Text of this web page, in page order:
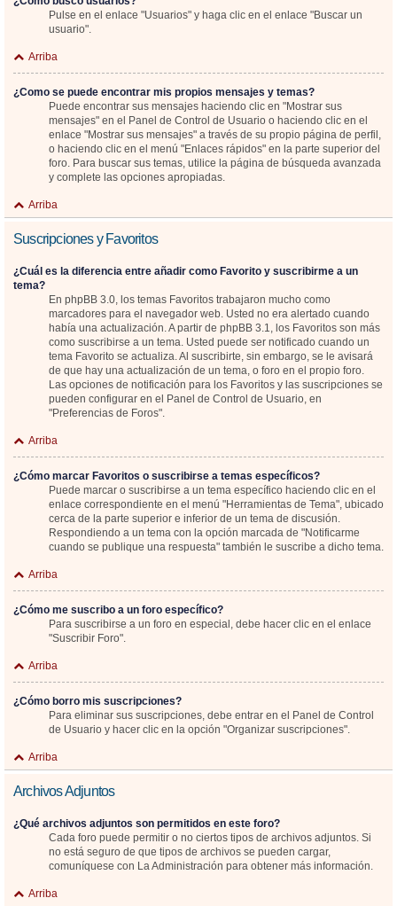
Pulse en el enlace "Usuarios" y haga clic en el enlace "Buscar un
usuario".
Arriba
¿Como se puede encontrar mis propios mensajes y temas?
Puede encontrar sus mensajes haciendo clic en "Mostrar sus
mensajes" en el Panel de Control de Usuario o haciendo clic en el
enlace "Mostrar sus mensajes" a través de su propio página de perfil,
o haciendo clic en el menú "Enlaces rápidos" en la parte superior del
foro. Para buscar sus temas, utilice la página de búsqueda avanzada
y complete las opciones apropiadas.
Arriba
Suscripciones y Favoritos
¿Cuál es la diferencia entre añadir como Favorito y suscribirme a un
tema?
En phpBB 3.0, los temas Favoritos trabajaron mucho como
marcadores para el navegador web. Usted no era alertado cuando
había una actualización. A partir de phpBB 3.1, los Favoritos son más
como suscribirse a un tema. Usted puede ser notificado cuando un
tema Favorito se actualiza. Al suscribirte, sin embargo, se le avisará
de que hay una actualización de un tema, o foro en el propio foro.
Las opciones de notificación para los Favoritos y las suscripciones se
pueden configurar en el Panel de Control de Usuario, en
"Preferencias de Foros".
Arriba
¿Cómo marcar Favoritos o suscribirse a temas específicos?
Puede marcar o suscribirse a un tema específico haciendo clic en el
enlace correspondiente en el menú "Herramientas de Tema", ubicado
cerca de la parte superior e inferior de un tema de discusión.
Respondiendo a un tema con la opción marcada de "Notificarme
cuando se publique una respuesta" también le suscribe a dicho tema.
Arriba
¿Cómo me suscribo a un foro específico?
Para suscribirse a un foro en especial, debe hacer clic en el enlace
"Suscribir Foro".
Arriba
¿Cómo borro mis suscripciones?
Para eliminar sus suscripciones, debe entrar en el Panel de Control
de Usuario y hacer clic en la opción "Organizar suscripciones".
Arriba
Archivos Adjuntos
¿Qué archivos adjuntos son permitidos en este foro?
Cada foro puede permitir o no ciertos tipos de archivos adjuntos. Si
no está seguro de que tipos de archivos se pueden cargar,
comuníquese con La Administración para obtener más información.
Arriba